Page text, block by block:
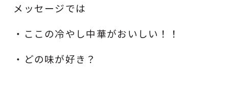
メッセージでは
・ここの冷やし中華がおいしい！！
・どの味が好き？